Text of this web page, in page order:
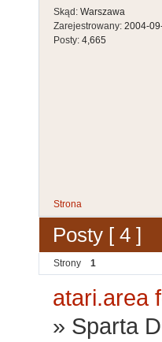
Skąd: Warszawa
Zarejestrowany: 2004-
Posty: 4,665
Strona
Posty [ 4 ]
Strony 1
atari.area
» Sparta